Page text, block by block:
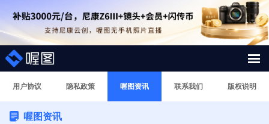
解决方案
照片案例
用户协议 隐私政策 喔图资讯 联系我们 版权说明
喔图资讯